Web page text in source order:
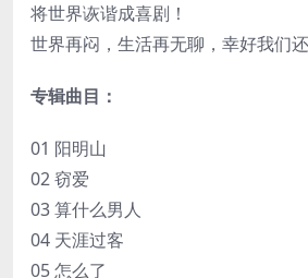
将世界诙谐成喜剧！
世界再闷，生活再无聊，幸好我们
专辑曲目：
01 阳明山
02 窃爱
03 算什么男人
04 天涯过客
05 怎么了